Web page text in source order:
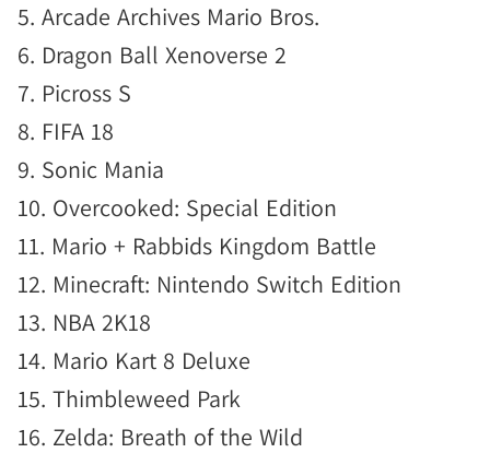
5. Arcade Archives Mario Bros.
6. Dragon Ball Xenoverse 2
7. Picross S
8. FIFA 18
9. Sonic Mania
10. Overcooked: Special Edition
11. Mario + Rabbids Kingdom Battle
12. Minecraft: Nintendo Switch Edition
13. NBA 2K18
14. Mario Kart 8 Deluxe
15. Thimbleweed Park
16. Zelda: Breath of the Wild